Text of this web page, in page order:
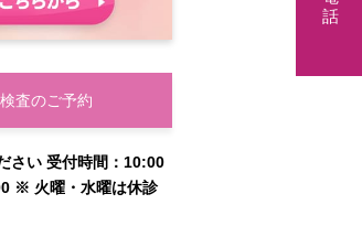
査のご予約
さい 受付時間：10:00
※ 火曜・水曜は休診
話